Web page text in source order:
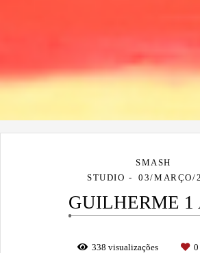
SMASH
STUDIO
03/MARÇO/
GUILHERME 1
338 visualizações 0